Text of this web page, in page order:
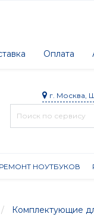
Оплата
г. Москва,
РЕМОНТ НОУТБУКОВ
Комплектующие